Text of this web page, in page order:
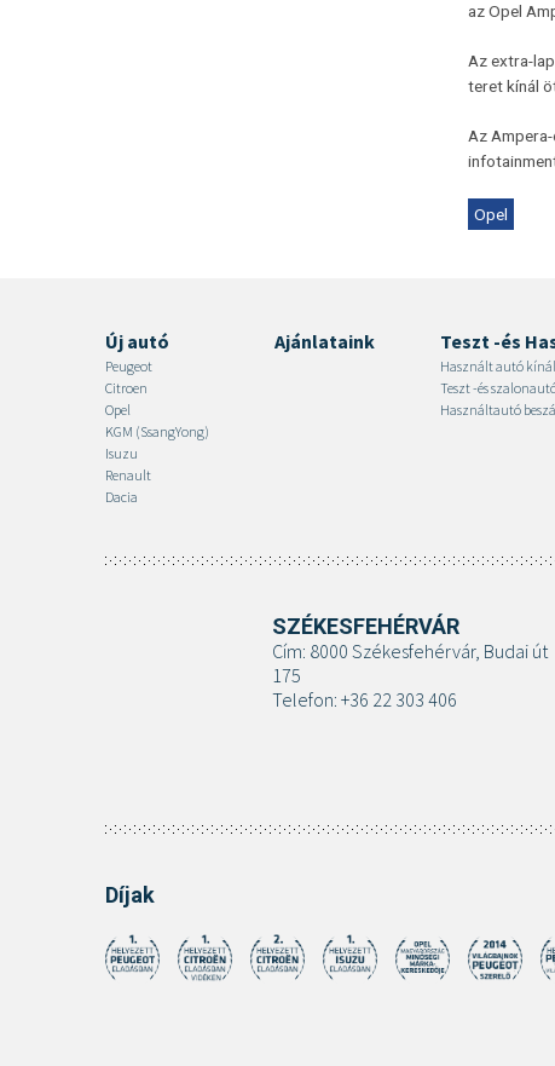
az Opel
Az extra-
teret kínál
Az
Opel
Új autó
Peugeot
Citroen
Opel
KGM (SsangYong)
Isuzu
Renault
Dacia
Ajánlataink Teszt -és
Használt autó
Teszt -és
Használtautó
SZÉKESFEHÉRVÁR
Cím: 8000 Székesfehérvár, Budai út
175
Telefon: +36 22 303 406
Díjak